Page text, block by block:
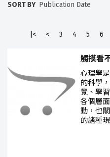
SORT BY
|<
< 3 4 5 6
觸摸看
心理學
的科學
覺、學
各個層
動，也
的諸種